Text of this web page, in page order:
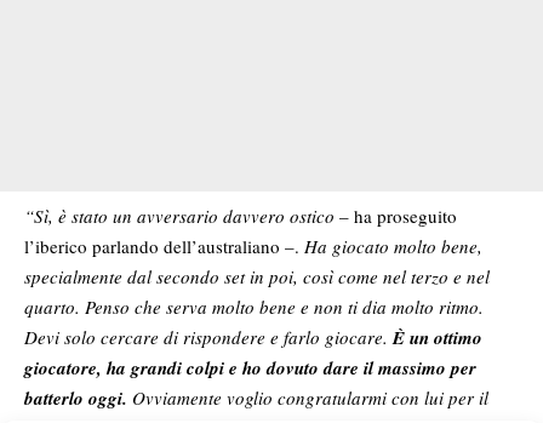
“Sì, è stato un avversario davvero ostico – ha proseguito
l’iberico parlando dell’australiano –. Ha giocato molto bene,
specialmente dal secondo set in poi, così come nel terzo e nel
quarto. Penso che serva molto bene e non ti dia molto ritmo.
Devi solo cercare di rispondere e farlo giocare. È un ottimo
giocatore, ha grandi colpi e ho dovuto dare il massimo per
batterlo oggi. Ovviamente voglio congratularmi con lui per il